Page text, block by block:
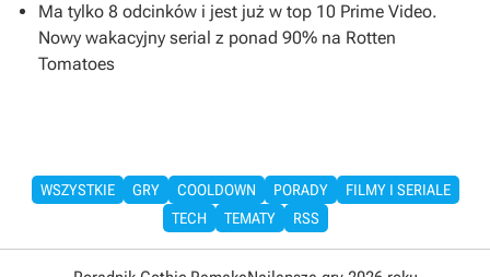
Ma tylko 8 odcinków i jest już w top 10 Prime Video.
Nowy wakacyjny serial z ponad 90% na Rotten
Tomatoes
WSZYSTKIE GRY COOLDOWN PORADY
FILMY I SERIALE
TECH
TEMATY RSS